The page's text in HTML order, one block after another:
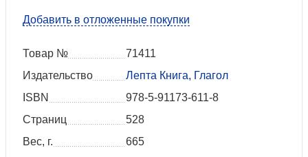
Добавить в отложенные покупки
Товар №
71411
Издательство
Лепта Книга, Глагол
ISBN
978-5-91173-611-8
Страниц
528
Вес, г.
665